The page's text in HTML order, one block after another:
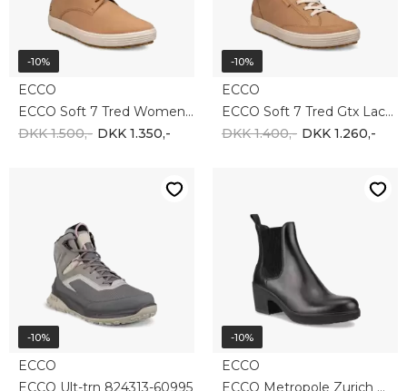
-10%
ECCO
ECCO Soft 7 Tred Women's Fleec 450423-01291
DKK 1.500,- DKK 1.350,-
-10%
ECCO
ECCO Soft 7 Tred Gtx Lace 450493-01291
DKK 1.400,- DKK 1.260,-
-10%
ECCO
ECCO Ult-trn 824313-60995
-10%
ECCO
ECCO Metropole Zurich Womens 222213-01001